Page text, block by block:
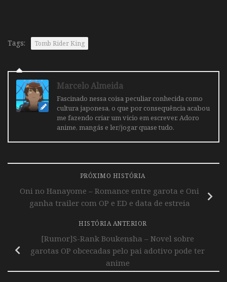
Tags: Tomb Rider King
Marcelo Almeida
Fascinado nessa coisa peculiar conhecida como
cultura japonesa, o que por consequência acabou
me fazendo criar um vicio em escrever. Adoro
anime, mangás e ler/jogar quase tudo.
PRÓXIMO HISTÓRIA
Oni no Hanayome – Romance entre garota e Oni
ganha trailer com OP e ED e data de estreia
HISTÓRIA ANTERIOR
[Rumor]S-Rank Boukensha – Novel sobre
garotas OP obcecadas pelo pai adotivo pode ter
anime